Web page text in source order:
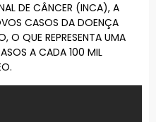
DE CÂNCER (INCA), A
CASOS DA DOENÇA
O QUE REPRESENTA UMA
A CADA 100 MIL